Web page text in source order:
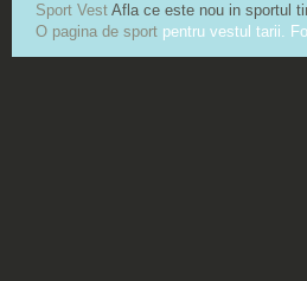
Sport Vest Afla ce este nou in sportul
O pagina de sport pentru vestul tarii.